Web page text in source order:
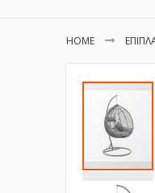
HOME
Μετάβαση
τέλος
συλλογής
εικόνων